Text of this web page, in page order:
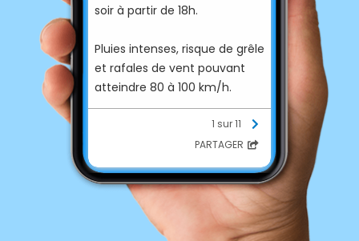
soir à partir de 18h.
Pluies intenses, risque de grêle
et rafales de vent pouvant
atteindre 80 à 100 km/h.
Limitez vos déplacements
dans la mesure du possible.
1 sur 11
PARTAGER